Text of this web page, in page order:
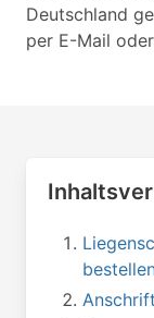
Deutschland
per E-Mail